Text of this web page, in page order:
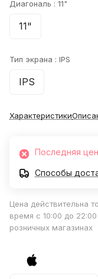
Диагональ : 11"
11"
Тип экрана : IPS
IPS
Характеристики
Последняя
Способы
Цена действительна
время с 10:00 до
розничных магазинах